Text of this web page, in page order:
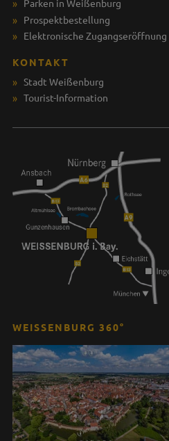
Parken in Weißenburg
Prospektbestellung
Elektronische Zugangseröffnung
KONTAKT
Stadt Weißenburg
Tourist-Information
WEISSENBURG 360°